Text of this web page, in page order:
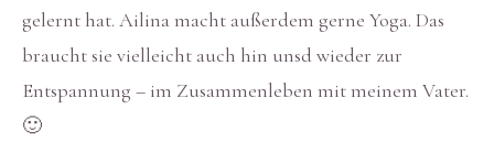
gelernt hat. Ailina macht außerdem gerne Yoga. Das
braucht sie vielleicht auch hin unsd wieder zur
Entspannung – im Zusammenleben mit meinem Vater.
🙂